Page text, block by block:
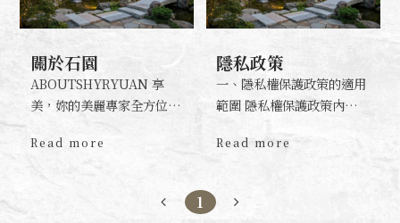
關於石園
ABOUTSHYRYUAN 享
美，妳的美麗專家全方位呵
護妳的肌膚 深耕台南在地
三十年餘年 我們始終以誠
選材與應用，致力於將自然
Read more
隱私政策
一、隱私權保護政策的適用
範圍 隱私權保護政策內
您使用網站服務時收集到的
相關連結網站，也不適用於
Read more
1